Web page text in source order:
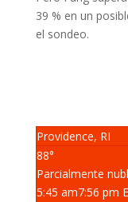
39 % en un
el sondeo.
Providence, RI
88°
Parcialmente
5:45 am7:56 pm